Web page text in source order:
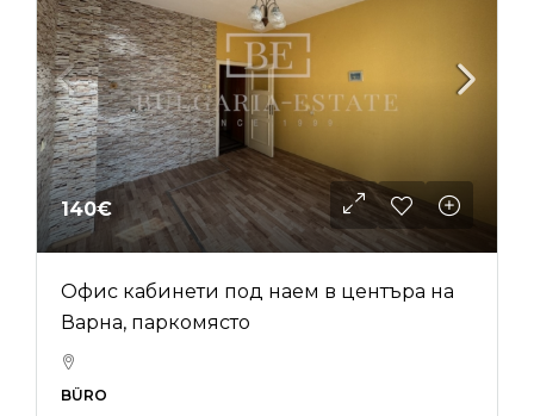
140€
Офис кабинети под наем в центъра на
Варна, паркомясто
BÜRO